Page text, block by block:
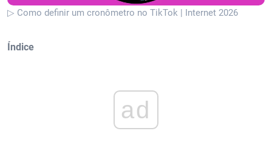
▷ Como definir um cronômetro no TikTok | Internet 2026
Índice
ad